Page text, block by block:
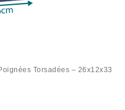
Torsadées – 26x12x33